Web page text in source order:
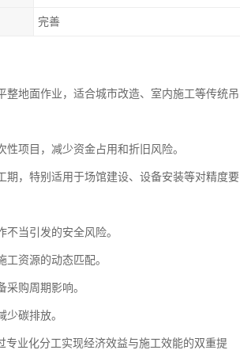
完善
地面作业，适合城市改造、室内施工等传统吊
项目，减少资金占用和折旧风险。
，特别适用于场馆建设、设备安装等对精度要
当引发的安全风险。
资源的动态匹配。
购周期影响。
碳排放。
业化分工实现经济效益与施工效能的双重提